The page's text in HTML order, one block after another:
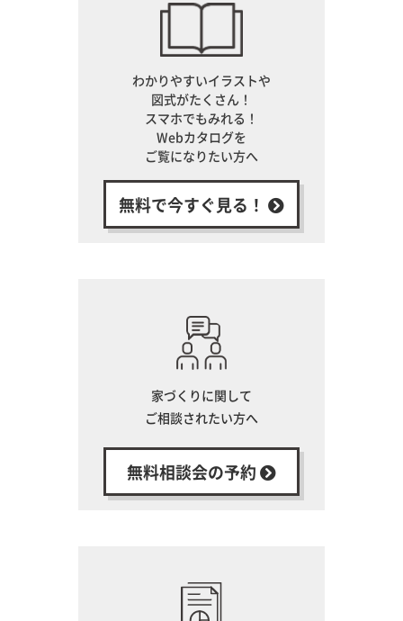
わかりやすいイラストや
図式がたくさん！
スマホでもみれる！
Webカタログを
ご覧になりたい方へ
無料で今すぐ見る！
家づくりに関して
ご相談されたい方へ
無料相談会の予約